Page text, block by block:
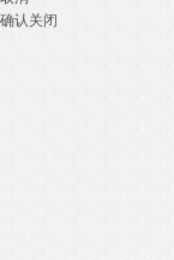
确认关闭